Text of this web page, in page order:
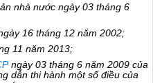
nhà nước ngày 03 tháng 6
16 tháng 12 năm 2002;
11 năm 2013;
ngày 03 tháng 6 năm 2009 của
dẫn thi hành một số điều của